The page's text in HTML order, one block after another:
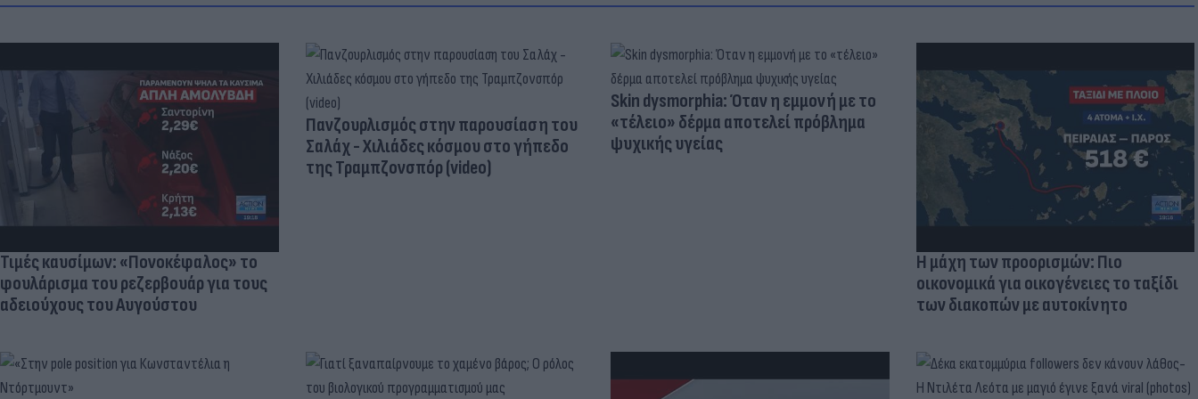
Τιμές καυσίμων: «Πονοκέφαλος» το
φουλάρισμα του ρεζερβουάρ για τους
αδειούχους του Αυγούστου
Πανζουρλισμός στην παρουσίαση του
Σαλάχ - Χιλιάδες κόσμου στο γήπεδο
της Τραμπζονσπόρ (video)
Skin dysmorphia: Όταν η εμμονή με το
«τέλειο» δέρμα αποτελεί πρόβλημα
ψυχικής υγείας
Η μάχη των προορισμών: Πιο
οικονομικά για οικογένειες το ταξίδι
των διακοπών με αυτοκίνητο